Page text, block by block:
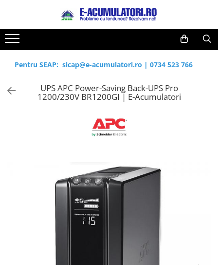
Toate Produsele
Acumulatori, Baterii si Incarcatoare
Uzuale
Baterii alcaline
Baterii litiu
Incarcatoare acumulatori
Panouri fotovoltaice
Reduceri de vara
Cabluri
Acumulatori
Prelungitoare
Panouri fotovoltaice
Pentru SEAP: sicap@e-acumulatori.ro | 0734 523 766
UPS APC Power-Saving Back-UPS Pro
1200/230V BR1200GI | E-Acumulatori